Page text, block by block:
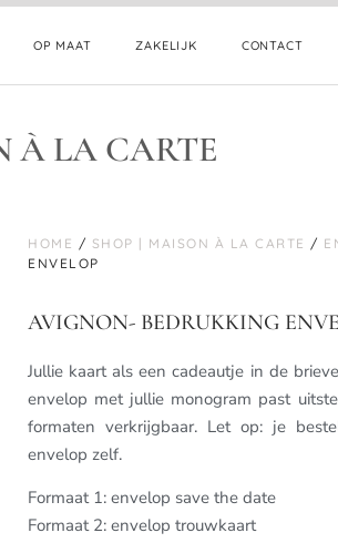
OP MAAT ZAKELIJK CONTACT
À LA CARTE
HOME / SHOP | MAISON À LA CARTE /
ENVELOP
AVIGNON- BEDRUKKING
Jullie kaart als een cadeautje in de
envelop met jullie monogram past
formaten verkrijgbaar. Let op: je
envelop zelf.
Formaat 1: envelop save the date
Formaat 2: envelop trouwkaart